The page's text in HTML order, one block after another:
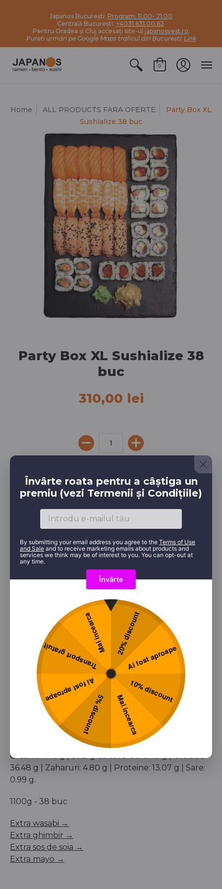
Japanos București: Program: 11.00- 21.00
Centrală București: +4031.631.00.62.
Pentru Oradea și Cluj accesați site-ul japanosvest.ro.
Puteti urmări pe Google Maps traficul din București: Link
0
Home ALL PRODUCTS FARA OFERTE
Party Box XL
Sushialize 38 buc
Party Box XL Sushialize 38
buc
310,00 lei
Descriere Informații livrare
Platoul este compus din: 6 buc Nigiri Salmon, 6
Tuna Cucumber, 4 buc Maki California, 4 buc Maki
Spicy Salmon, 4 buc Maki Spicy Tuna, 4 buc Maki
Philadelphia
Vezi meniul a la carte pentru descrierea detaliata a
produselor şi a alergenilor.
Alergeni: peste, cereale care contin gluten, soia,
seminte de susan, crustacee, lapte, oua
Aditivi: E 621; E 124, E 450; E 451; E 452; E 1414; E 508;
E 631; E 635; E 120; E 160c, E 407; E 410; E 202; E 509,
Valori nutritionale / 100g: 238.37 kCal / 1007.48 kJ |
Grasimi: 4.46 g | acizi grasi saturati: 0.49 g | Glucide:
36.48 g | Zaharuri: 4.80 g | Proteine: 13.07 g | Sare:
0.99 g.
1100g - 38 buc
Extra wasabi →
Extra ghimbir →
Extra sos de soia →
Extra mayo →
Învârte roata pentru a câștiga un
premiu (vezi Termenii și Condițiile)
By submitting your email address you agree to the Terms of Use
and Sale and to receive marketing emails about products and
services we think may be of interest to you. You can opt-out at
any time.
Mai incearca
Transport gratuit
Ai fost aproape
5% discount Mai incearca
10% discount
Ai fost aproape
20% discount